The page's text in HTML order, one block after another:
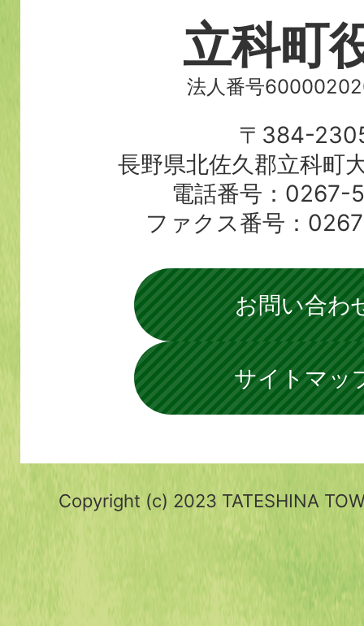
立科町
法人番号
〒384-
長野県北佐久郡立科町
電話番号：0267-
ファクス番号：
お問い合わ
サイトマッ
Copyright (c) 2023 TATESHINA